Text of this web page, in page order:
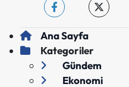
Ana Sayfa
Kategoriler
Gündem
Ekonomi